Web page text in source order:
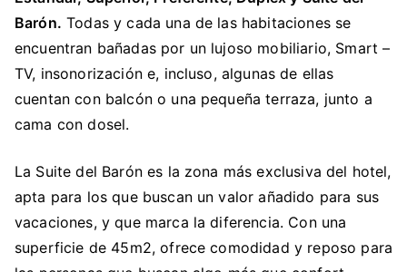
Barón. Todas y cada una de las habitaciones se
encuentran bañadas por un lujoso mobiliario, Smart –
TV, insonorización e, incluso, algunas de ellas
cuentan con balcón o una pequeña terraza, junto a
cama con dosel.
La Suite del Barón es la zona más exclusiva del hotel,
apta para los que buscan un valor añadido para sus
vacaciones, y que marca la diferencia. Con una
superficie de 45m2, ofrece comodidad y reposo para